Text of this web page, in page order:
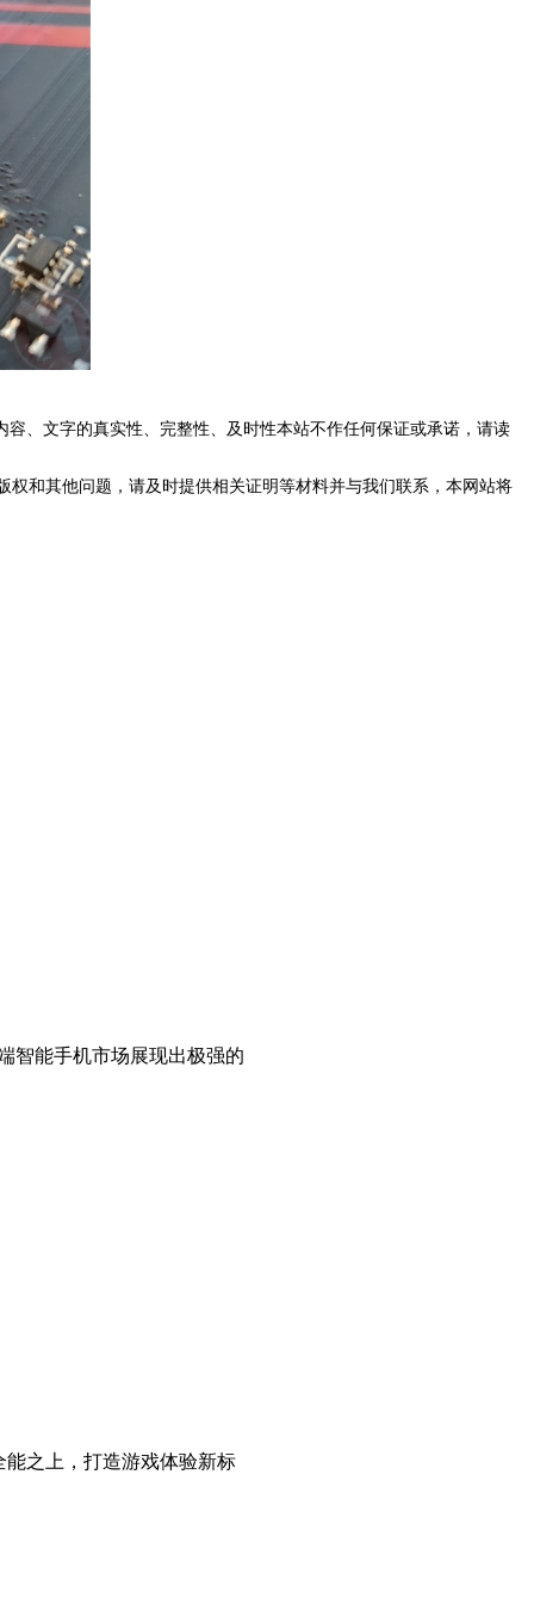
、文字的真实性、完整性、及时性本站不作任何保证或承诺，请读
和其他问题，请及时提供相关证明等材料并与我们联系，本网站将
智能手机市场展现出极强的
能之上，打造游戏体验新标